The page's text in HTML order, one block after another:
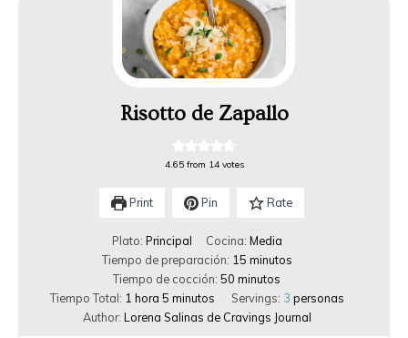
Risotto de Zapallo
4.65from 14votes
Print Pin Rate
Plato: Principal Cocina: Media
Tiempo de preparación: 15 minutos
Tiempo de cocción:50 minutos
Tiempo Total: 1 hora 5 minutos Servings: 3 personas
Author: Lorena Salinas de Cravings Journal